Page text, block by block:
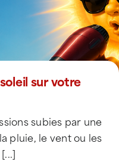
sur votre
subies par une
pluie, le vent ou les